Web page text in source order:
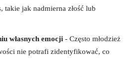
takie ⁤jak nadmierna złość lub
własnych emocji ⁣- Często młodzież
nie potrafi zidentyfikować, co